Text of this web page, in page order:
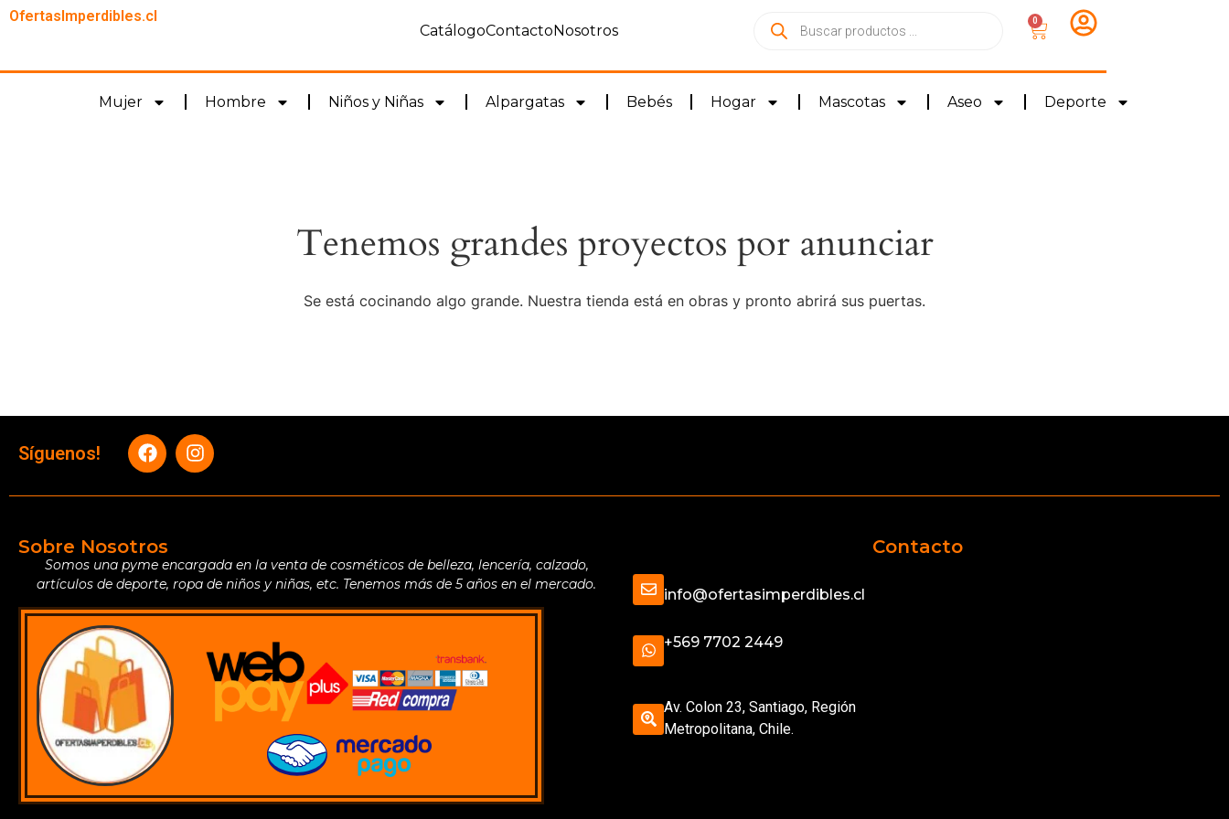
OfertasImperdibles.cl
CatálogoContactoNosotros
0
Mujer Hombre Niños y Niñas Alpargatas Bebés Hogar Mascotas Aseo Deporte
Tenemos grandes proyectos por anunciar
Se está cocinando algo grande. Nuestra tienda está en obras y pronto abrirá sus puertas.
Síguenos!
Sobre Nosotros
Somos una pyme encargada en la venta de cosméticos de belleza, lencería, calzado,
artículos de deporte, ropa de niños y niñas, etc. Tenemos más de 5 años en el mercado.
Contacto
info@ofertasimperdibles.cl
+569 7702 2449
Av. Colon 23, Santiago, Región
Metropolitana, Chile.